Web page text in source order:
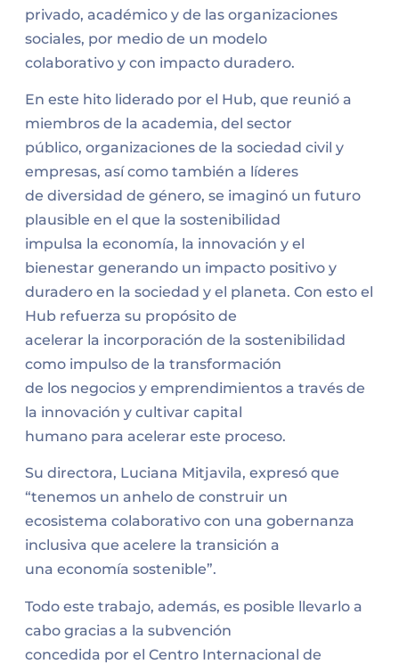
privado, académico y de las organizaciones
sociales, por medio de un modelo
colaborativo y con impacto duradero.
En este hito liderado por el Hub, que reunió a
miembros de la academia, del sector
público, organizaciones de la sociedad civil y
empresas, así como también a líderes
de diversidad de género, se imaginó un futuro
plausible en el que la sostenibilidad
impulsa la economía, la innovación y el
bienestar generando un impacto positivo y
duradero en la sociedad y el planeta. Con esto el
Hub refuerza su propósito de
acelerar la incorporación de la sostenibilidad
como impulso de la transformación
de los negocios y emprendimientos a través de
la innovación y cultivar capital
humano para acelerar este proceso.
Su directora, Luciana Mitjavila, expresó que
“tenemos un anhelo de construir un
ecosistema colaborativo con una gobernanza
inclusiva que acelere la transición a
una economía sostenible”.
Todo este trabajo, además, es posible llevarlo a
cabo gracias a la subvención
concedida por el Centro Internacional de